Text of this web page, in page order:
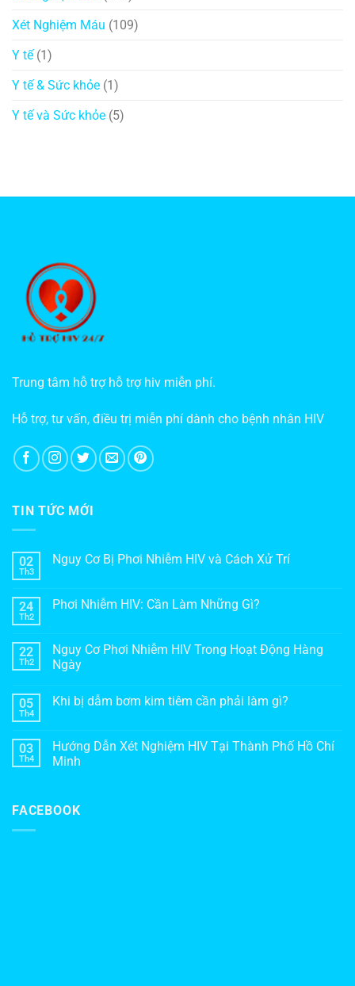
Xét Nghiệm Máu (109)
Y tế(1)
Y tế & Sức khỏe (1)
Y tế và Sức khỏe (5)
Trung tâm hỗ trợ hỗ trợ hiv miễn phí.
Hỗ trợ, tư vấn, điều trị miễn phí dành cho bệnh nhân HIV
TIN TỨC MỚI
02
Th3
Nguy Cơ Bị Phơi Nhiễm HIV và Cách Xử Trí
24
Th2
Phơi Nhiễm HIV: Cần Làm Những Gì?
22
Th2
Nguy Cơ Phơi Nhiễm HIV Trong Hoạt Động Hàng
Ngày
05
Th4
Khi bị dẫm bơm kim tiêm cần phải làm gì?
03
Th4
Hướng Dẫn Xét Nghiệm HIV Tại Thành Phố Hồ Chí
Minh
FACEBOOK